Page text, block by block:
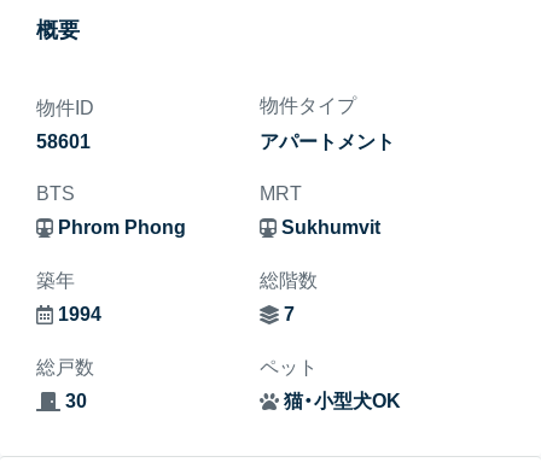
概要
物件ID
58601
物件タイプ
アパートメント
BTS
Phrom Phong
MRT
Sukhumvit
築年
1994
総階数
7
総戸数
30
ペット
猫・小型犬OK